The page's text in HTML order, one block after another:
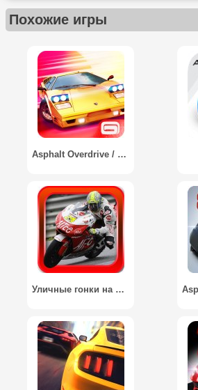
Похожие игры
Asphalt Overdrive / Asphalt: Погоня
Уличные гонки на мотоциклах 3D / Street Moto Race 3D